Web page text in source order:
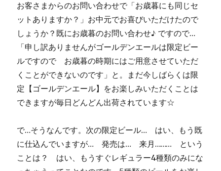
お客さまからのお問い合わせで「お歳暮にも同じセ
ットありますか？」お中元でお喜びいただけたので
しょうか？既にお歳暮のお問い合わせ♪ ですので…
「申し訳ありませんがゴールデンエールは限定ビー
ルですので お歳暮の時期にはご用意させていただ
くことができないのです」と。まだ今しばらくは限
定【ゴールデンエール】をお楽しみいただくことは
できますが毎日どんどん出荷されています☆
で…そうなんです。次の限定ビール… はい、もう既
に仕込んでいますが… 発売は… 来月……… という
ことは？ はい、もうすぐレギュラー4種類のみにな